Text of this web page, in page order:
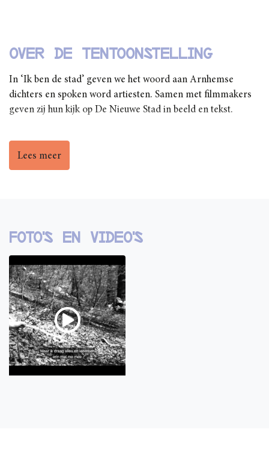
Over de tentoonstelling
In ‘Ik ben de stad’ geven we het woord aan Arnhemse
dichters en spoken word artiesten. Samen met filmmakers
geven zij hun kijk op De Nieuwe Stad in beeld en tekst.
Lees meer
Foto's en video's